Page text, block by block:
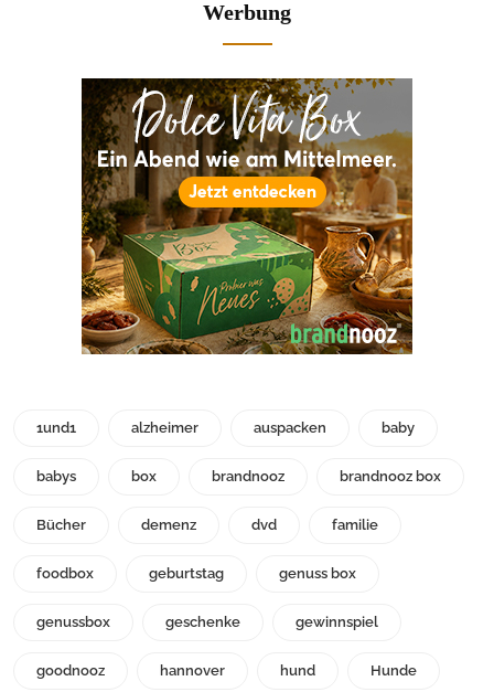
Werbung
1und1 alzheimer auspacken baby
babys box brandnooz brandnooz box
Bücher demenz dvd familie
foodbox geburtstag genuss box
genussbox geschenke gewinnspiel
goodnooz hannover hund Hunde